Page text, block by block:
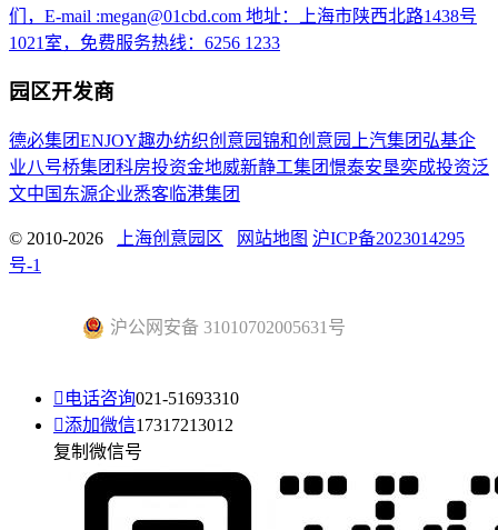
们，E-mail :megan@01cbd.com 地址：上海市陕西北路1438号
1021室，免费服务热线：6256 1233
园区开发商
德必集团ENJOY趣办纺织创意园锦和创意园 上汽集团 弘基企
业八号桥集团科房投资金地威新静工集团憬泰安垦奕成投资泛
文中国 东源企业悉客 临港集团
© 2010-2026 上海创意园区 网站地图 沪ICP备2023014295
号-1
沪公网安备 31010702005631号
 电话咨询021-51693310
添加微信17317213012
复制微信号